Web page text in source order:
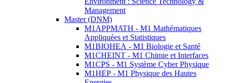
Management
Master (DNM)
M1APPMATH - M1 Mathématiques
Appliquées et Statistiques
M1BIOHEA - M1 Biologie et Santé
M1CHEINT - M1 Chimie et Interfaces
M1CPS - M1 Système Cyber Physique
M1HEP - M1 Physique des Hautes